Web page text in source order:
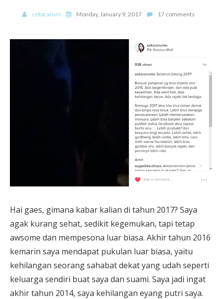
sekararum Monday, January 9, 2017 17 comments
Hai gaes, gimana kabar kalian di tahun 2017? Saya
agak kurang sehat, sedikit kegemukan, tapi tetap
awsome dan mempesona luar biasa. Akhir tahun 2016
kemarin saya mendapat pukulan luar biasa, yaitu
kehilangan seorang sahabat dekat yang udah seperti
keluarga sendiri buat saya dan suami. Saya jadi ingat
akhir tahun 2014, saya kehilangan eyang putri saya.